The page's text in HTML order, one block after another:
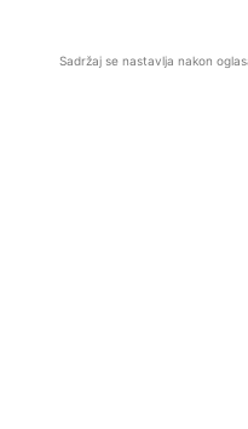
Sadržaj se nastavlja nakon